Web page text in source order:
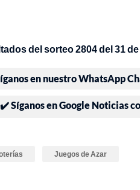
del sorteo 2804 del 31
en nuestro WhatsApp
✔️ Síganos en Google Noticias
Juegos de Azar